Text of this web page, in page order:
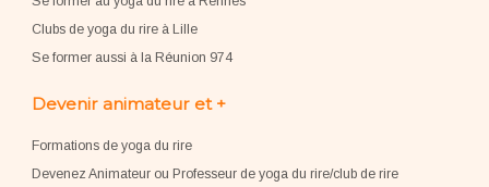
Clubs de yoga du rire à Lille
Se former aussi à la Réunion 974
Devenir animateur et +
Formations de yoga du rire
Devenez Animateur ou Professeur de yoga du rire/club de rire